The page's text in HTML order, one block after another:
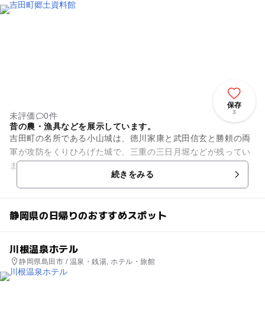
保存
3
未評価
0件
昔の農・漁具などを展示しています。
吉田町の名所である小山城は、徳川家康と武田信玄と勝頼の両
軍が攻防をくりひろげた城で、三重の三日月堀などが残ってい
ます。展望台からは世界遺産の富士山を眺められます。サクラ
の時期は夜桜とお城のライト...続きをみる
静岡県の日帰りのおすすめスポット
川根温泉ホテル
静岡県島田市 / 温泉・銭湯, ホテル・旅館